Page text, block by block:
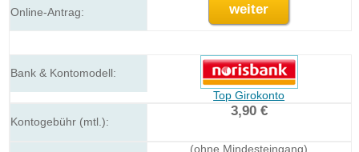
weiter
Top Girokonto
3,90 €
(ohne Mindesteingang)